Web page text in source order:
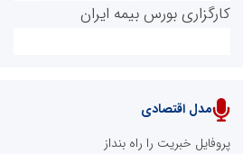
پایگاه خبری نهضت ملی مسکن
کارگزاری بورس بیمه ایران
مدل اقتصادی
پروفایل خبریت را راه بنداز